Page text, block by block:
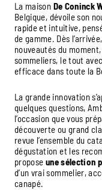
La maison De Coninck
Belgique, dévoile son
rapide et intuitive,
de gamme. Dès
nouveautés du
sommeliers, le tout
efficace dans toute la
La grande innovation
quelques questions,
l’occasion que vous
découverte ou grand
revue l’ensemble du
dégustation et les
propose une sélection
d’un vrai sommelier,
canapé.